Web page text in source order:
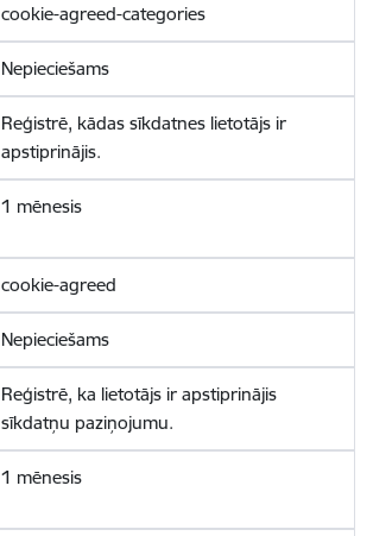
cookie-agreed-categories
Nepieciešams
Reģistrē, kādas sīkdatnes lietotājs ir
apstiprinājis.
1 mēnesis
cookie-agreed
Nepieciešams
Reģistrē, ka lietotājs ir apstiprinājis
sīkdatņu paziņojumu.
1 mēnesis